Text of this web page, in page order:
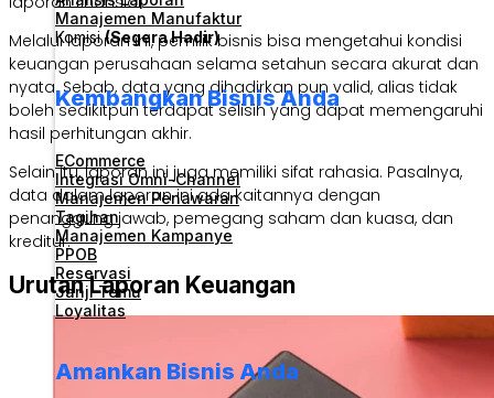
Manajemen Manufaktur
Komisi(Segera Hadir)
Kembangkan Bisnis Anda
ECommerce
Integrasi Omni-Channel
Manajemen Penawaran
Tagihan
Manajemen Kampanye
PPOB
Reservasi
Janji Temu
Loyalitas
Amankan Bisnis Anda
Melalui laporan ini, pemilik bisnis bisa mengetahui kondisi
keuangan perusahaan selama setahun secara akurat dan
nyata. Sebab, data yang dihadirkan pun valid, alias tidak
boleh sedikitpun terdapat selisih yang dapat memengaruhi
hasil perhitungan akhir.
Selain itu, laporan ini juga memiliki sifat rahasia. Pasalnya,
data dalam laporan ini ada kaitannya dengan
penanggung jawab, pemegang saham dan kuasa, dan
kreditur.
Urutan Laporan Keuangan